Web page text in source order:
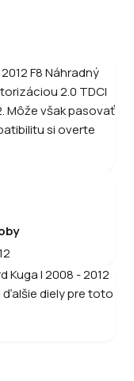
F8 Náhradný
2.0 TDCI
Môže však pasovať
si overte
Kuga I 2008 - 2012
ďalšie diely pre toto